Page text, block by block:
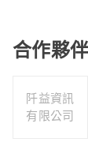
合作夥
阡益資訊
有限公司